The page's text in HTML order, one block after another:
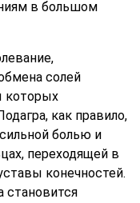
в большом
солей
которых
как правило,
болью и
переходящей в
конечностей.
становится